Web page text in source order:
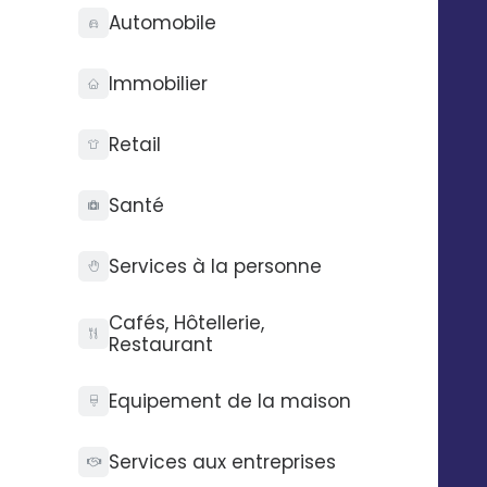
Automobile
Immobilier
Retail
Santé
Services à la personne
Cafés, Hôtellerie,
Restaurant
Equipement de la maison
Services aux entreprises
Nous avons aussi des intégrations prêtes à l’emploi
Découvrez-les dès maintenant.